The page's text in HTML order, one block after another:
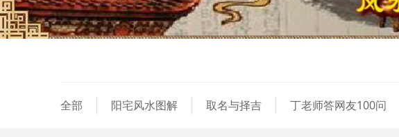
全部 阳宅风水图解 取名与择吉 丁老师答网友100问